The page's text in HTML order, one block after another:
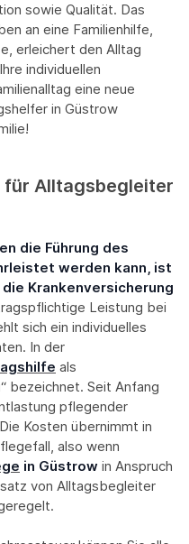
sowie Qualität. Das
an eine Familienhilfe,
erleichert den Alltag
individuellen
eine neue
in Güstrow
für Alltagsbegleiter
die Führung des
werden kann, ist
Krankenversicherung
Leistung bei
sich ein individuelles
In der
als
bezeichnet. Seit Anfang
pflegender
Kosten übernimmt in
also wenn
in Güstrow in Anspruch
von Alltagsbegleiter